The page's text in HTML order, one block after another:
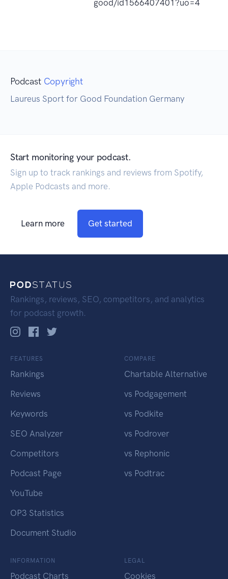
good/id1566407401?uo=4
Podcast Copyright
Laureus Sport for Good Foundation Germany
Start monitoring your podcast.
Sign up to track rankings and reviews from Spotify,
Apple Podcasts and more.
Learn more Get started
Rankings, reviews, SEO, competitors, and analytics
for podcast growth.
FEATURES
Rankings
Reviews
Keywords
SEO Analyzer
Competitors
Podcast Page
YouTube
OP3 Statistics
Document Studio
COMPARE
Chartable Alternative
vs Podgagement
vs Podkite
vs Podrover
vs Rephonic
vs Podtrac
INFORMATION
Podcast Charts
LEGAL
Cookies